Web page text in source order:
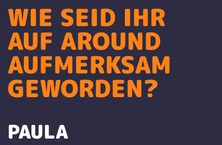
WIE SEID IHR
AUF AROUND
AUFMERKSAM
GEWORDEN?
PAULA